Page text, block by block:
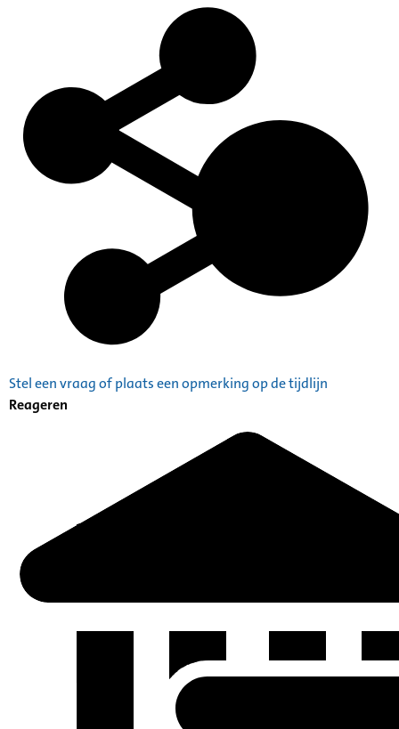
Stel een vraag of plaats een opmerking op de tijdlijn
Reageren